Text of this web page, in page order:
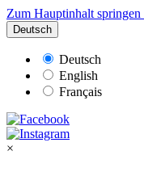
Zum Hauptinhalt springen
Deutsch
Deutsch
English
Français
×